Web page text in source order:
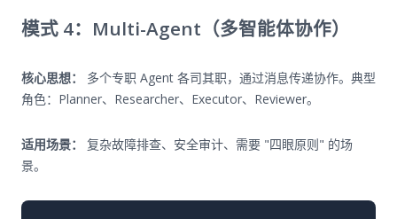
模式 4：Multi-Agent（多智能体协作）
核心思想：
多个专职 Agent 各司其职，通过消息传递协作。典型
角色：Planner、Researcher、Executor、Reviewer。
适用场景：
复杂故障排查、安全审计、需要 "四眼原则" 的场
景。